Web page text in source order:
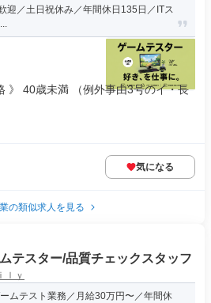
迎／土日祝休み／年間休日135日／ITス
》 40歳未満 （例外事由3号のイ・長
気になる
の類似求人を見る
テスター/品質チェックスタッフ
ｌｙ
ムテスト業務／月給30万円〜／年間休